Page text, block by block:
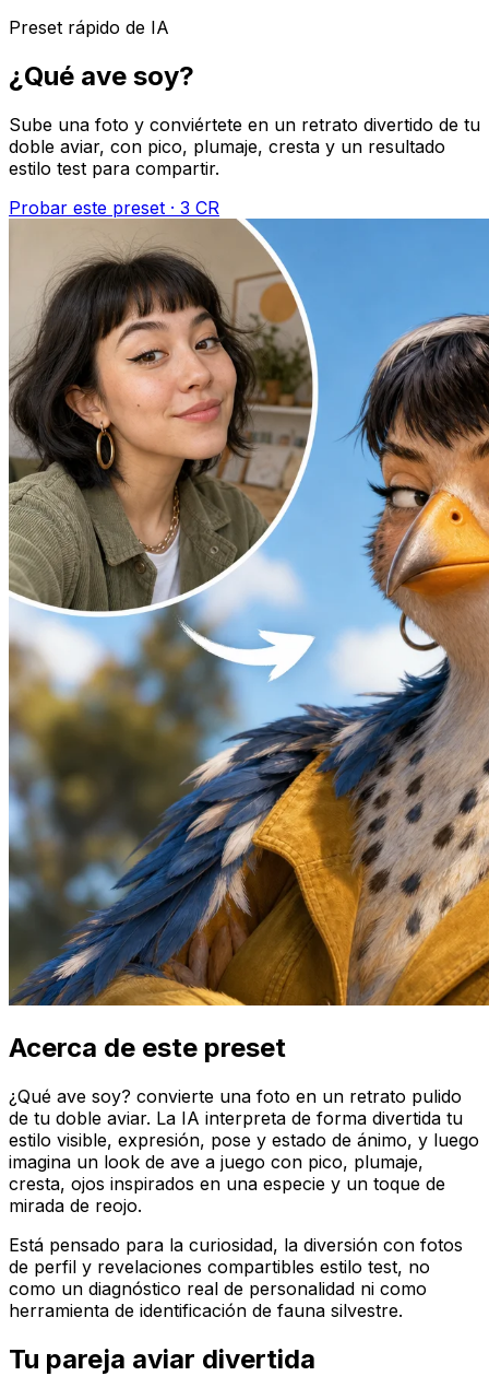
Preset rápido de IA
¿Qué ave soy?
Sube una foto y conviértete en un retrato divertido de tu
doble aviar, con pico, plumaje, cresta y un resultado
estilo test para compartir.
Probar este preset · 3 CR
Acerca de este preset
¿Qué ave soy? convierte una foto en un retrato pulido
de tu doble aviar. La IA interpreta de forma divertida tu
estilo visible, expresión, pose y estado de ánimo, y luego
imagina un look de ave a juego con pico, plumaje,
cresta, ojos inspirados en una especie y un toque de
mirada de reojo.
Está pensado para la curiosidad, la diversión con fotos
de perfil y revelaciones compartibles estilo test, no
como un diagnóstico real de personalidad ni como
herramienta de identificación de fauna silvestre.
Tu pareja aviar divertida